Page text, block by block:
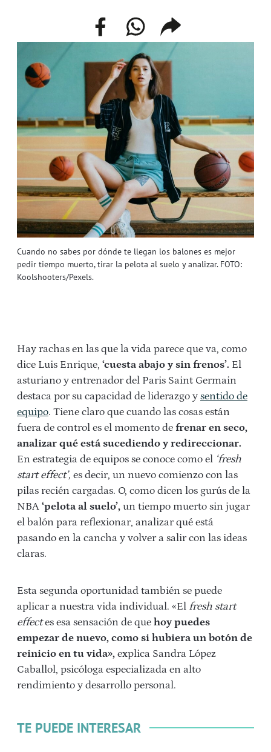
Cuando no sabes por dónde te llegan los balones es mejor
pedir tiempo muerto, tirar la pelota al suelo y analizar. FOTO:
Koolshooters/Pexels.
facebookwhatsappcompartir
enlace
Hay rachas en las que la vida parece que va, como
dice Luis Enrique, ‘cuesta abajo y sin frenos’. El
asturiano y entrenador del Paris Saint Germain
destaca por su capacidad de liderazgo y sentido de
equipo. Tiene claro que cuando las cosas están
fuera de control es el momento de frenar en seco,
analizar qué está sucediendo y redireccionar.
En estrategia de equipos se conoce como el ‘fresh
start effect’, es decir, un nuevo comienzo con las
pilas recién cargadas. O, como dicen los gurús de la
NBA ‘pelota al suelo’, un tiempo muerto sin jugar
el balón para reflexionar, analizar qué está
pasando en la cancha y volver a salir con las ideas
claras.
Esta segunda oportunidad también se puede
aplicar a nuestra vida individual. «El fresh start
effectes esa sensación de que hoy puedes
empezar de nuevo, como si hubiera un botón de
reinicio en tu vida», explica Sandra López
Caballol, psicóloga especializada en alto
rendimiento y desarrollo personal.
TE PUEDE INTERESAR